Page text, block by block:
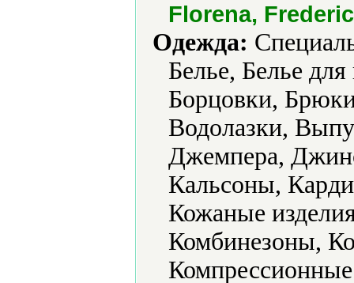
Florena,
Одежда:
Белье, Белье
Борцовки,
Водолазки,
Джемпера,
Кальсоны,
Кожаные
Комбинезоны,